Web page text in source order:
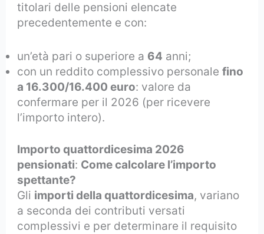
titolari delle pensioni elencate
precedentemente e con:
un’età pari o superiore a 64 anni;
con un reddito complessivo personalefino
a 16.300/16.400 euro: valore da
confermare per il 2026 (per ricevere
l’importo intero).
Importo quattordicesima 2026
pensionati: Come calcolare l’importo
spettante?
Gli importi della quattordicesima, variano
a seconda dei contributi versati
complessivi e per determinare il requisito